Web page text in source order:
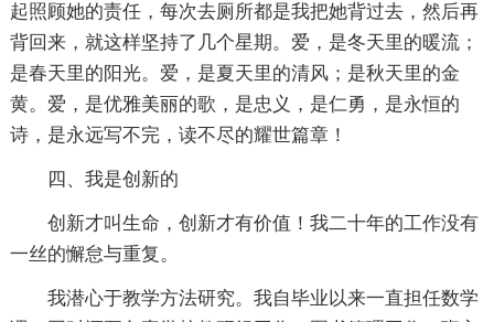
起照顾她的责任，每次去厕所都是我把她背过去，然后再
背回来，就这样坚持了几个星期。爱，是冬天里的暖流；
是春天里的阳光。爱，是夏天里的清风；是秋天里的金
黄。爱，是优雅美丽的歌，是忠义，是仁勇，是永恒的
诗，是永远写不完，读不尽的耀世篇章！
四、我是创新的
创新才叫生命，创新才有价值！我二十年的工作没有
一丝的懈怠与重复。
我潜心于教学方法研究。我自毕业以来一直担任数学